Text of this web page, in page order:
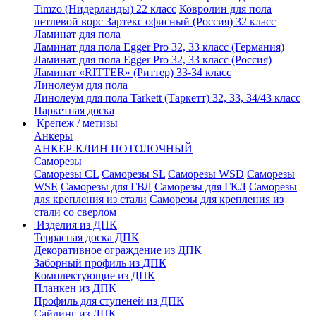
Timzo (Нидерланды) 22 класс Ковролин для пола
петлевой ворс Зартекс офисный (Россия) 32 класс
Ламинат для пола
Ламинат для пола Egger Pro 32, 33 класс (Германия)
Ламинат для пола Egger Pro 32, 33 класс (Россия)
Ламинат «RITTER» (Риттер) 33-34 класс
Линолеум для пола
Линолеум для пола Tarkett (Таркетт) 32, 33, 34/43 класс
Паркетная доска
Крепеж / метизы
Анкеры
АНКЕР-КЛИН ПОТОЛОЧНЫЙ
Саморезы
Саморезы CL Саморезы SL Саморезы WSD Саморезы
WSE Саморезы для ГВЛ Саморезы для ГКЛ Саморезы
для крепления из стали Саморезы для крепления из
стали со сверлом
Изделия из ДПК
Террасная доска ДПК
Декоративное ограждение из ДПК
Заборный профиль из ДПК
Комплектующие из ДПК
Планкен из ДПК
Профиль для ступеней из ДПК
Сайдинг из ДПК